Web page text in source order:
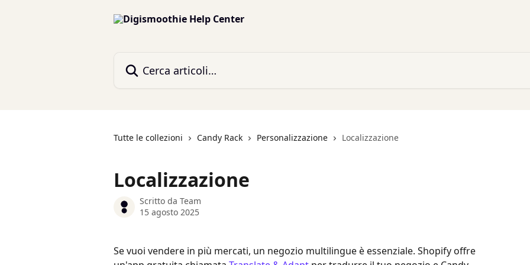
Tutte le collezioni Candy Rack Personalizzazione Localizzazione
Localizzazione
Scritto da Team
15 agosto 2025
Se vuoi vendere in più mercati, un negozio multilingue è essenziale. Shopify offre